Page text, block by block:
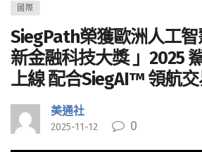
國際
SiegPath榮獲歐洲人工
新金融科技大獎 」2025
上線 配合SiegAI™ 領航
美通社
2025-11-12 0